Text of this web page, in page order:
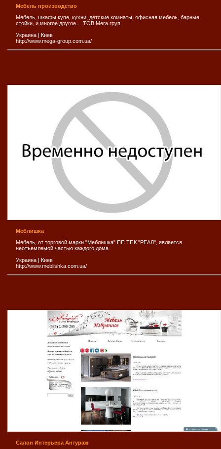
Мебель производство
Мебель, шкафы купе, кухни, детские комнаты, офисная мебель, барные
стойки, и многое другое… ТОВ Мега груп
Украина | Киев
http://www.mega-group.com.ua/
Меблишка
Мебель, от торговой марки "Меблишка" ПП ТПК "РЕАЛ", является
неотъемлемой частью каждого дома.
Украина | Киев
http://www.meblishka.com.ua/
Салон Интерьера Антураж